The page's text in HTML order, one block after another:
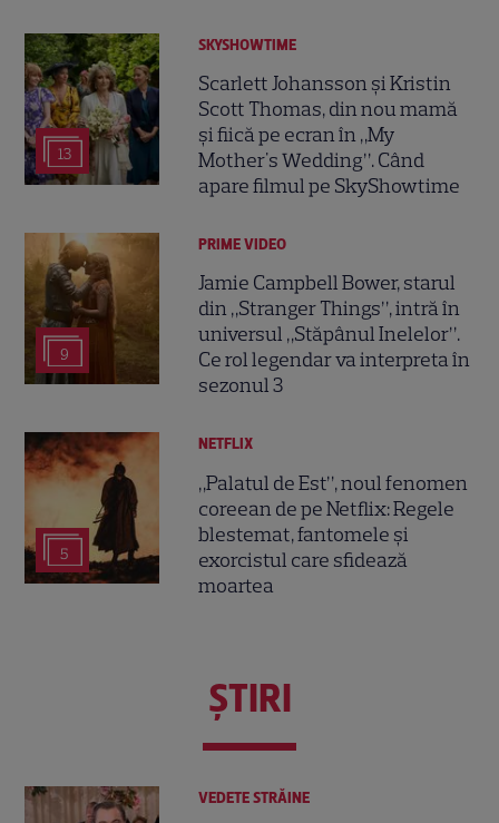
13
SKYSHOWTIME
Scarlett Johansson și Kristin
Scott Thomas, din nou mamă
și fiică pe ecran în „My
Mother's Wedding”. Când
apare filmul pe SkyShowtime
9
PRIME VIDEO
Jamie Campbell Bower, starul
din „Stranger Things”, intră în
universul „Stăpânul Inelelor”.
Ce rol legendar va interpreta în
sezonul 3
5
NETFLIX
„Palatul de Est”, noul fenomen
coreean de pe Netflix: Regele
blestemat, fantomele și
exorcistul care sfidează
moartea
ŞTIRI
VEDETE STRĂINE